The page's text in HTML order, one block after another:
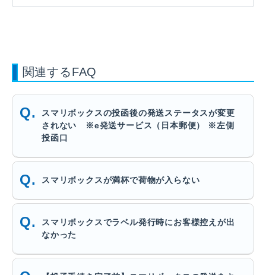
関連するFAQ
スマリボックスの投函後の発送ステータスが変更
されない ※e発送サービス（日本郵便） ※左側
投函口
スマリボックスが満杯で荷物が入らない
スマリボックスでラベル発行時にお客様控えが出
なかった